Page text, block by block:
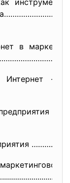
в
Интернет –
«ex
……………